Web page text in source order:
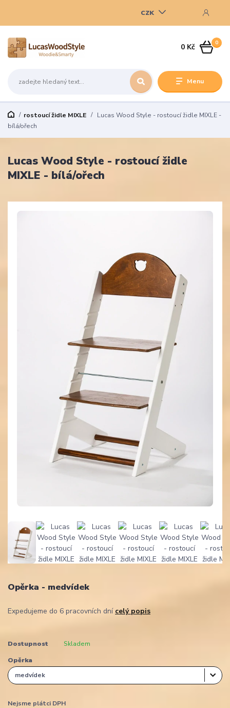
Menu
CZK
0
0 Kč
rostoucí židle MIXLE
Lucas Wood Style - rostoucí židle MIXLE -
bílá/ořech
Lucas Wood Style - rostoucí židle
MIXLE - bílá/ořech
Opěrka - medvídek
Expedujeme do 6 pracovních dní celý popis
Dostupnost Skladem
Opěrka
Nejsme plátci DPH